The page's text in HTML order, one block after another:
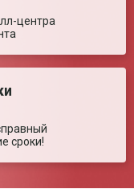
центра
сроки!